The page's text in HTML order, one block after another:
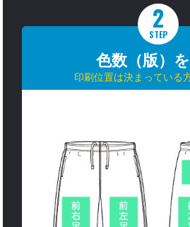
2
STEP
色数（版）
印刷位置は決まっている